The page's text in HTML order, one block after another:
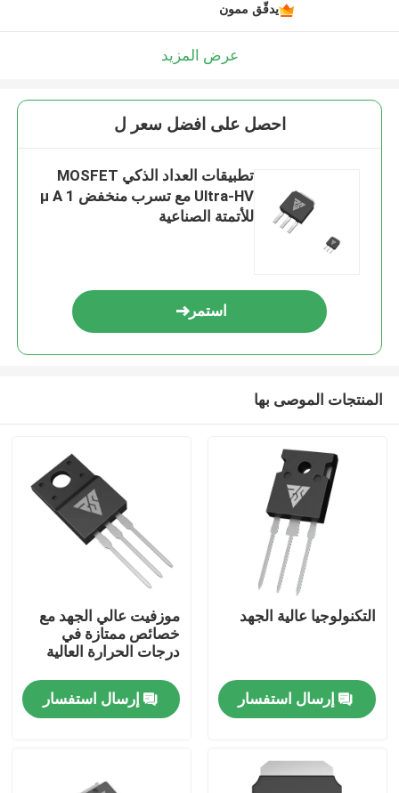
معلومات عنا
يدقّق ممون
عرض المزيد
احصل على افضل سعر ل
تطبيقات العداد الذكي MOSFET
Ultra-HV مع تسرب منخفض 1 μ A
للأتمتة الصناعية
استمر
المنتجات الموصى بها
التكنولوجيا عالية الجهد
إرسال استفسار
موزفيت عالي الجهد مع
خصائص ممتازة في
درجات الحرارة العالية
إرسال استفسار